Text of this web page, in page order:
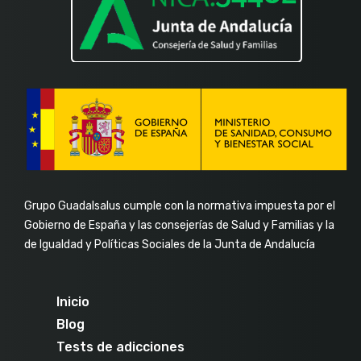
Grupo Guadalsalus cumple con la normativa impuesta por el
Gobierno de España y las consejerías de Salud y Familias y la
de Igualdad y Políticas Sociales de la Junta de Andalucía
Inicio
Blog
Tests de adicciones